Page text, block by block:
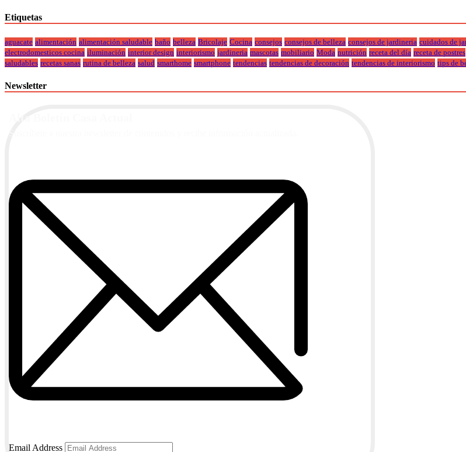
Etiquetas
aguacate alimentación alimentación saludable baño belleza Bricolaje Cocina consejos consejos de belleza consejos de jardineria cuidados de
electrodomesticos cocina iluminación interior design interiorismo jardineria mascotas mobiliario Moda nutrición receta del día receta de postres
saludables recetas sanas rutina de belleza salud smarthome smartphone tendencias tendencias de decoración tendencias de interiorismo tips de
Newsletter
Email Address